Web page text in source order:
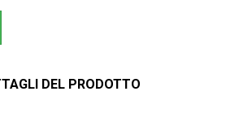
DEL PRODOTTO